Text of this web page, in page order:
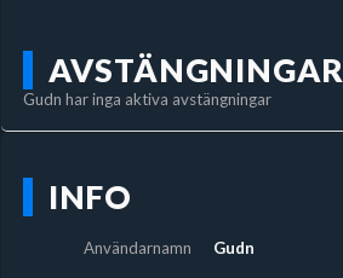
AVSTÄNGNINGAR
Gudn har inga aktiva avstängningar
INFO
Användarnamn Gudn